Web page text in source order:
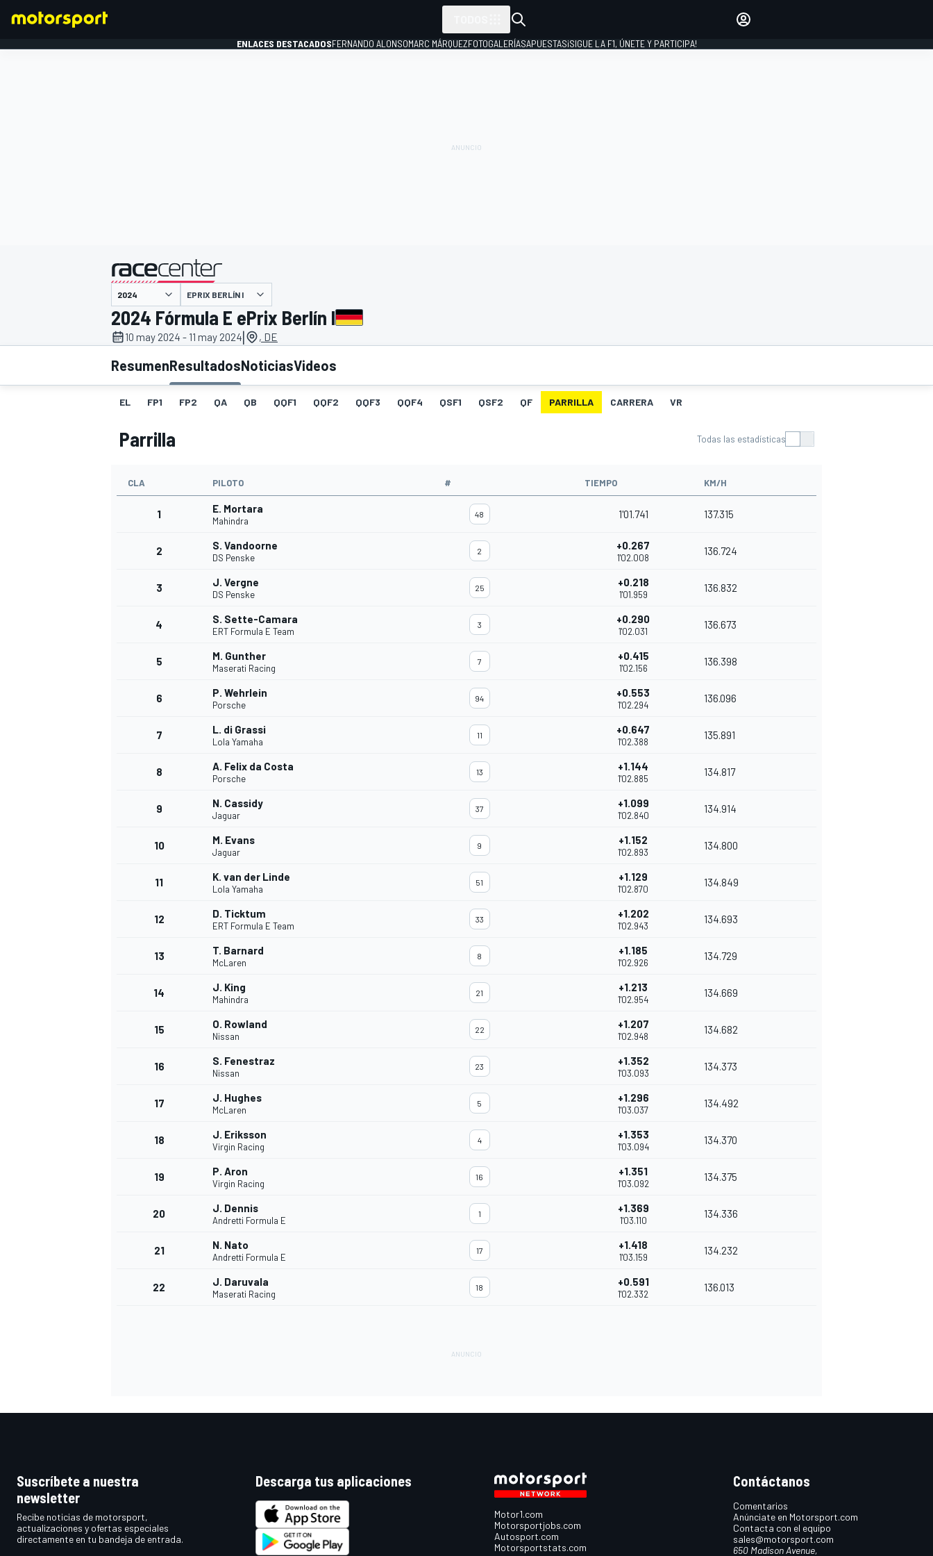
INDYCAR WRC
FÓRMULA E
ENLACES DESTACADOSFERNANDO ALONSOMARC MÁRQUEZFOTOGALERÍASAPUESTAS¡SIGUE LA F1, ÚNETE Y PARTICIPA!
presentado por
EPRIX BERLÍN I
2024 Fórmula E ePrix Berlín I
10 may 2024 - 11 may 2024| , DE
ResumenResultadosNoticiasVideos
EL FP1 FP2 QA QB QQF1 QQF2 QQF3 QQF4 QSF1 QSF2 QF PARRILLA CARRERA VR
Parrilla Todas las estadísticas
CLA PILOTO # TIEMPO KM/H
1 E. Mortara
Mahindra
48 1'01.741 137.315
2 S. Vandoorne
DS Penske
2 +0.267
1'02.008
136.724
3 J. Vergne
DS Penske
25 +0.218
1'01.959
136.832
4 S. Sette-Camara
ERT Formula E Team
3 +0.290
1'02.031
136.673
5 M. Gunther
Maserati Racing
7 +0.415
1'02.156
136.398
6 P. Wehrlein
Porsche
94 +0.553
1'02.294
136.096
7 L. di Grassi
Lola Yamaha
11 +0.647
1'02.388
135.891
8 A. Felix da Costa
Porsche
13 +1.144
1'02.885
134.817
9 N. Cassidy
Jaguar
37 +1.099
1'02.840
134.914
10 M. Evans
Jaguar
9 +1.152
1'02.893
134.800
11 K. van der Linde
Lola Yamaha
51 +1.129
1'02.870
134.849
12 D. Ticktum
ERT Formula E Team
33 +1.202
1'02.943
134.693
13 T. Barnard
McLaren
8 +1.185
1'02.926
134.729
14 J. King
Mahindra
21 +1.213
1'02.954
134.669
15 O. Rowland
Nissan
22 +1.207
1'02.948
134.682
16 S. Fenestraz
Nissan
23 +1.352
1'03.093
134.373
17 J. Hughes
McLaren
5 +1.296
1'03.037
134.492
18 J. Eriksson
Virgin Racing
4 +1.353
1'03.094
134.370
19 P. Aron
Virgin Racing
16 +1.351
1'03.092
134.375
20 J. Dennis
Andretti Formula E
1 +1.369
1'03.110
134.336
21 N. Nato
Andretti Formula E
17 +1.418
1'03.159
134.232
22 J. Daruvala
Maserati Racing
18 +0.591
1'02.332
136.013
Suscríbete a nuestra
newsletter
Recibe noticias de motorsport,
actualizaciones y ofertas especiales
directamente en tu bandeja de entrada.
Descarga tus aplicaciones
Motor1.com
Motorsportjobs.com
Autosport.com
Motorsportstats.com
Contáctanos
Comentarios
Anúnciate en Motorsport.com
Contacta con el equipo
sales@motorsport.com
650 Madison Avenue,